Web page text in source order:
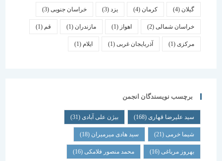
کرمان یزد خراسان جنوبی(3)
خراسان شمالی(2) اهواز مازندران(1) قم
(1) آذربایجان غربی(1) ایلام
برچسب نویسندگان انجمن
سید علیرضا قهاری(168) بیژن علی آبادی(31)
شیما خرمی(21) سید هادی میرمیران(18)
بهروز مرباغی (16) محمد منصور فلامکی (16)